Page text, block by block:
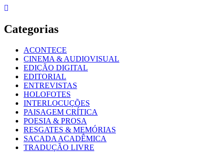
Skip
content
Categorias
ACONTECE
CINEMA & AUDIOVISUAL
EDIÇÃO DIGITAL
EDITORIAL
ENTREVISTAS
HOLOFOTES
INTERLOCUÇÕES
PAISAGEM CRÍTICA
POESIA & PROSA
RESGATES & MEMÓRIAS
SACADA ACADÊMICA
TRADUÇÃO LIVRE